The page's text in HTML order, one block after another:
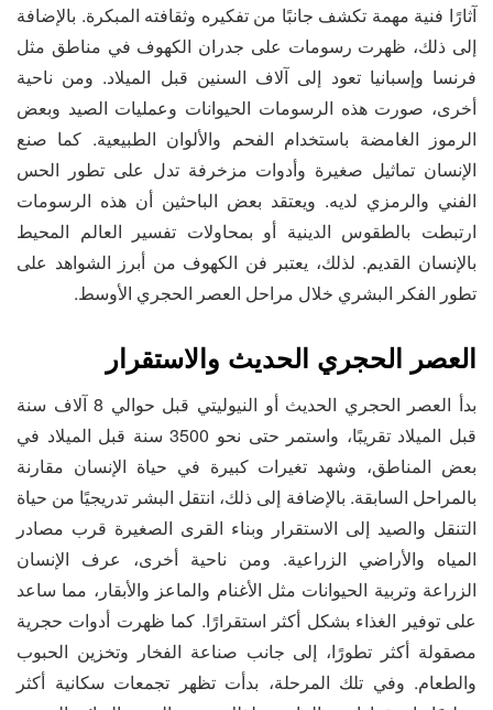
آثارًا فنية مهمة تكشف جانبًا من تفكيره وثقافته المبكرة. بالإضافة
إلى ذلك، ظهرت رسومات على جدران الكهوف في مناطق مثل
فرنسا وإسبانيا تعود إلى آلاف السنين قبل الميلاد. ومن ناحية
أخرى، صورت هذه الرسومات الحيوانات وعمليات الصيد وبعض
الرموز الغامضة باستخدام الفحم والألوان الطبيعية. كما صنع
الإنسان تماثيل صغيرة وأدوات مزخرفة تدل على تطور الحس
الفني والرمزي لديه. ويعتقد بعض الباحثين أن هذه الرسومات
ارتبطت بالطقوس الدينية أو بمحاولات تفسير العالم المحيط
بالإنسان القديم. لذلك، يعتبر فن الكهوف من أبرز الشواهد على
تطور الفكر البشري خلال مراحل العصر الحجري الأوسط.
العصر الحجري الحديث والاستقرار
بدأ العصر الحجري الحديث أو النيوليتي قبل حوالي 8 آلاف سنة
قبل الميلاد تقريبًا، واستمر حتى نحو 3500 سنة قبل الميلاد في
بعض المناطق، وشهد تغيرات كبيرة في حياة الإنسان مقارنة
بالمراحل السابقة. بالإضافة إلى ذلك، انتقل البشر تدريجيًا من حياة
التنقل والصيد إلى الاستقرار وبناء القرى الصغيرة قرب مصادر
المياه والأراضي الزراعية. ومن ناحية أخرى، عرف الإنسان
الزراعة وتربية الحيوانات مثل الأغنام والماعز والأبقار، مما ساعد
على توفير الغذاء بشكل أكثر استقرارًا. كما ظهرت أدوات حجرية
مصقولة أكثر تطورًا، إلى جانب صناعة الفخار وتخزين الحبوب
والطعام. وفي تلك المرحلة، بدأت تظهر تجمعات سكانية أكثر